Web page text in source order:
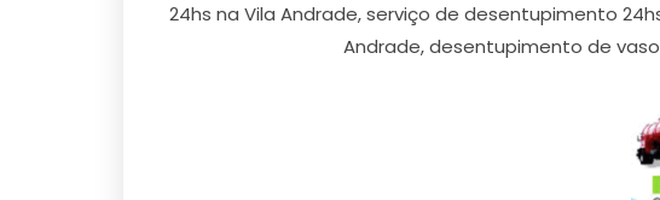
24hs na Vila Andrade, serviço de desentupimento
Andrade, desentupimento de